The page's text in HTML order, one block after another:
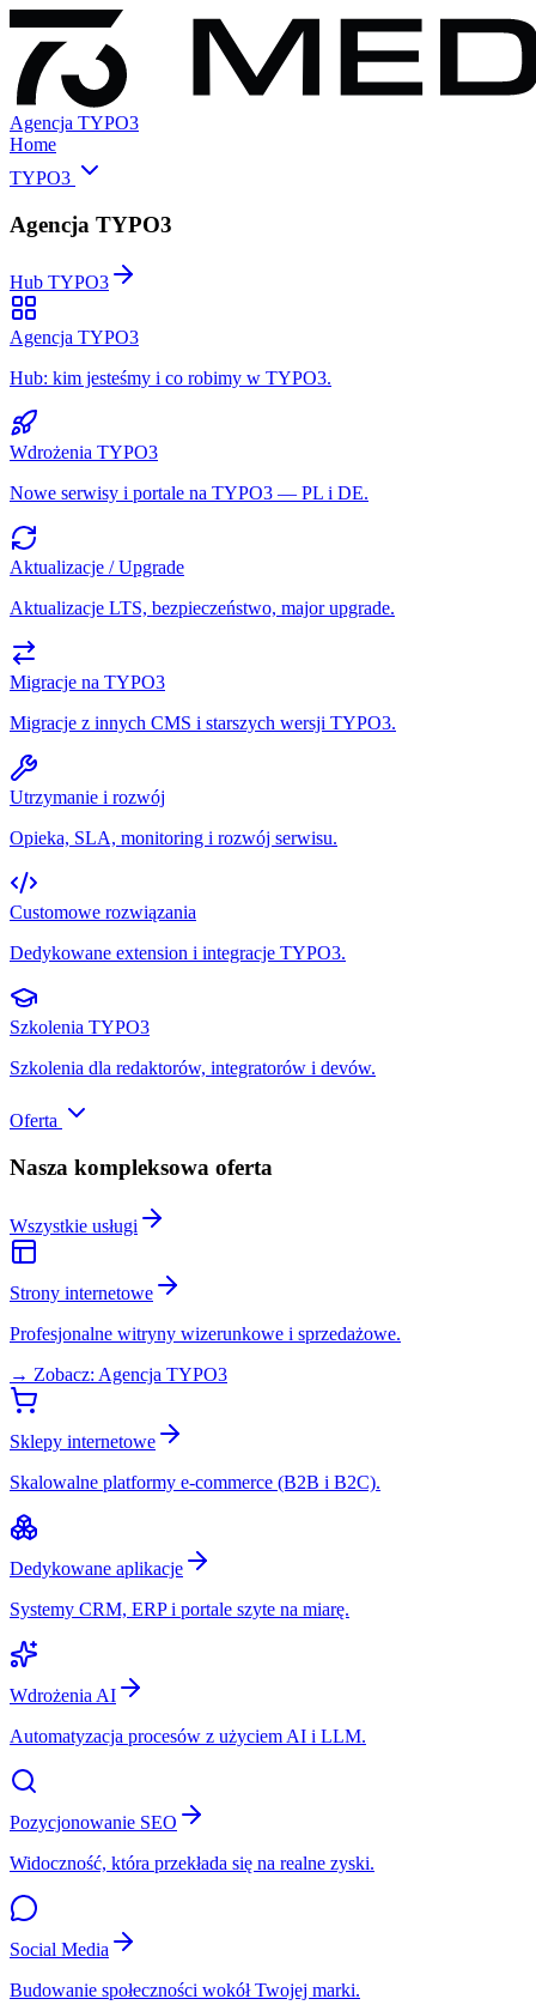
Agencja TYPO3
Home
TYPO3
Agencja TYPO3
Hub TYPO3
Agencja TYPO3
Hub: kim jesteśmy i co robimy w TYPO3.
Wdrożenia TYPO3
Nowe serwisy i portale na TYPO3 — PL i DE.
Aktualizacje / Upgrade
Aktualizacje LTS, bezpieczeństwo, major upgrade.
Migracje na TYPO3
Migracje z innych CMS i starszych wersji TYPO3.
Utrzymanie i rozwój
Opieka, SLA, monitoring i rozwój serwisu.
Customowe rozwiązania
Dedykowane extension i integracje TYPO3.
Szkolenia TYPO3
Szkolenia dla redaktorów, integratorów i devów.
Oferta
Nasza kompleksowa oferta
Wszystkie usługi
Strony internetowe
Profesjonalne witryny wizerunkowe i sprzedażowe.
→ Zobacz: Agencja TYPO3
Sklepy internetowe
Skalowalne platformy e-commerce (B2B i B2C).
Dedykowane aplikacje
Systemy CRM, ERP i portale szyte na miarę.
Wdrożenia AI
Automatyzacja procesów z użyciem AI i LLM.
Pozycjonowanie SEO
Widoczność, która przekłada się na realne zyski.
Social Media
Budowanie społeczności wokół Twojej marki.